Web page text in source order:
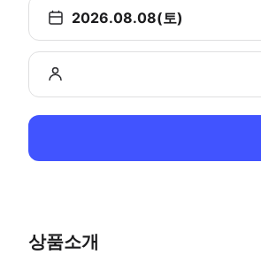
2026.08.08(토)
상품소개